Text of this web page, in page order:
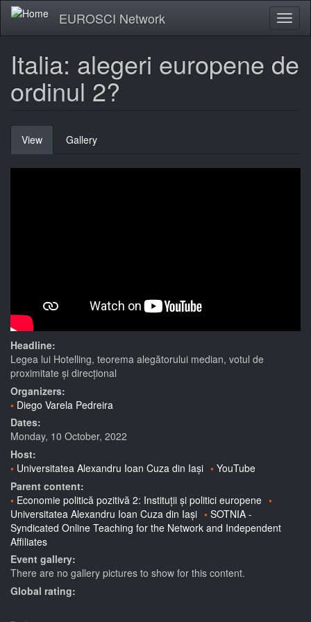
Skip
main
EUROSCI Network
Italia: alegeri europene de
ordinul 2?
Primary
tabs
View (active
tab)
Gallery
Headline:
Legea lui Hotelling, teorema alegătorului median, votul de
proximitate și direcțional
Organizers:
Diego Varela Pedreira
Dates:
Monday, 10 October, 2022
Host:
Universitatea Alexandru Ioan Cuza din Iași
YouTube
Parent content:
Economie politică pozitivă 2: Instituții și politici europene
Universitatea Alexandru Ioan Cuza din Iași
SOTNIA -
Syndicated Online Teaching for the Network and Independent
Affiliates
Event gallery:
There are no gallery pictures to show for this content.
Global rating: